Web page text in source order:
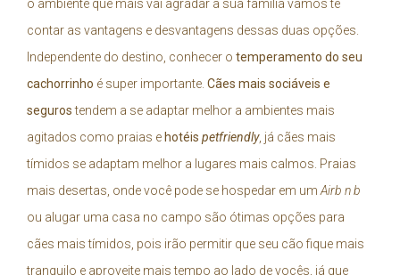
o ambiente que mais vai agradar a sua família vamos te
contar as vantagens e desvantagens dessas duas opções.
Independente do destino, conhecer o temperamento do seu
cachorrinho é super importante. Cães mais sociáveis e
segurostendem a se adaptar melhor a ambientes mais
agitados como praias e hotéis petfriendly, já cães mais
tímidos se adaptam melhor a lugares mais calmos. Praias
mais desertas, onde você pode se hospedar em um Airb n b
ou alugar uma casa no campo são ótimas opções para
cães mais tímidos, pois irão permitir que seu cão fique mais
tranquilo e aproveite mais tempo ao lado de vocês, já que